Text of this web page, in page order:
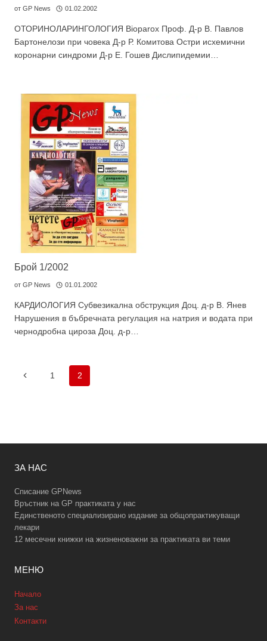
от GP News 01.02.2002
ОТОРИНОЛАРИНГОЛОГИЯ Bioparox Проф. Д-р В. Павлов
Бартонелози при човека Д-р Р. Комитова Остри исхемични
коронарни синдроми Д-р Е. Гошев Дислипидемии…
Брой 1/2002
от GP News 01.01.2002
КАРДИОЛОГИЯ Субвезикална обструкция Доц. д-р В. Янев
Нарушения в бъбречната регулация на натрия и водата при
чернодробна цироза Доц. д-р…
Навигация
Предишна
1 2
ЗА НАС
Списание GPNews
Връстник на GP практиката у нас
Единственото специализирано издание за общопрактикуващи
лекари
12 месечни книжки на жизненоважни за практиката ви теми
МЕНЮ
Начало
За нас
Контакти